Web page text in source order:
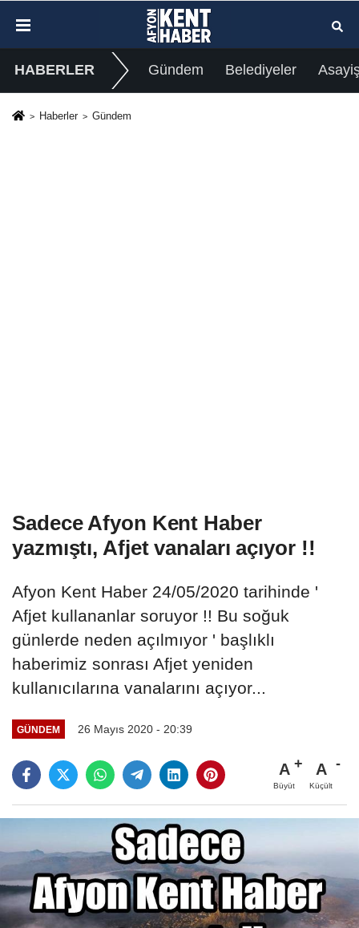
HABERLER Gündem Belediyeler
Haberler Gündem
Sadece Afyon Kent Haber
yazmıştı, Afjet vanaları açıyor !!
Afyon Kent Haber 24/05/2020 tarihinde '
Afjet kullananlar soruyor !! Bu soğuk
günlerde neden açılmıyor ' başlıklı
haberimiz sonrası Afjet yeniden
kullanıcılarına vanalarını açıyor...
GÜNDEM 26 Mayıs 2020 - 20:39
A
Büyüt
A
Küçült